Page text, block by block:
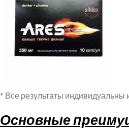
* Все результаты индивидуальны
Основные